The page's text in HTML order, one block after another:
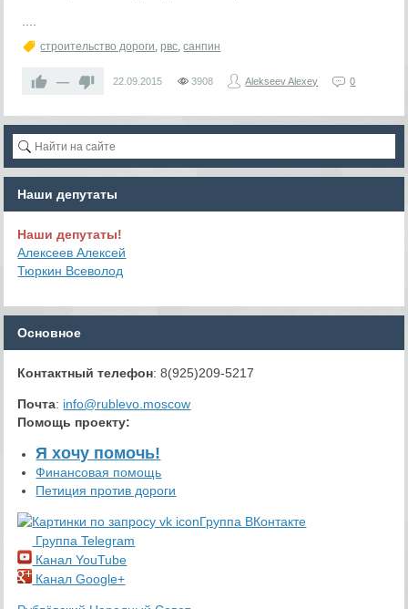
строительство дороги,рвс,санпин
— 22.09.2015 3908 Alekseev Alexey 0
Наши депутаты
Наши депутаты!
Алексеев Алексей
Тюркин Всеволод
Основное
Контактный телефон: 8(925)209-5217
Почта: info@rublevo.moscow
Помощь проекту:
Я хочу помочь!
Финансовая помощь
Петиция против дороги
Группа ВКонтакте
Группа Telegram
Канал YouTube
Канал Google+